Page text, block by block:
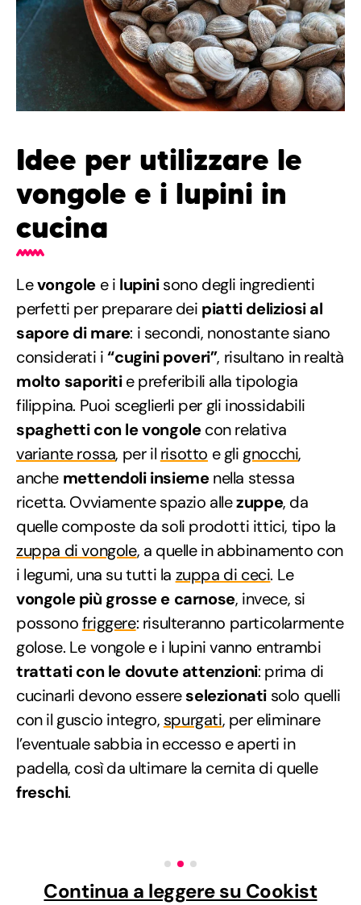
Idee per utilizzare le
vongole e i lupini in
cucina
Levongole e i lupinisono degli ingredienti
perfetti per preparare dei piatti deliziosi al
sapore di mare: i secondi, nonostante siano
considerati i“cugini poveri”, risultano in realtà
molto saporitie preferibili alla tipologia
filippina. Puoi sceglierli per gli inossidabili
spaghetti con le vongolecon relativa
variante rossa, per il risotto e gli gnocchi,
anche mettendoli insiemenella stessa
ricetta. Ovviamente spazio allezuppe, da
quelle composte da soli prodotti ittici, tipo la
zuppa di vongole, a quelle in abbinamento con
i legumi, una su tutti la zuppa di ceci. Le
vongole più grosse e carnose, invece, si
possonofriggere: risulteranno particolarmente
golose. Le vongole e i lupini vanno entrambi
trattati con le dovute attenzioni: prima di
cucinarli devono essereselezionati solo quelli
con il guscio integro, spurgati, per eliminare
l’eventuale sabbia in eccesso e aperti in
padella, così da ultimare la cernita di quelle
freschi.
Continua a leggere su Cookist